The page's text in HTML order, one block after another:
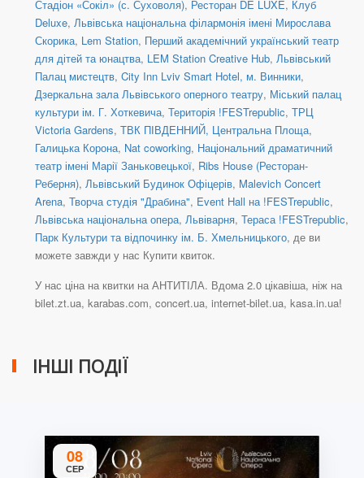
Стадіон «Сокіл» (с. Суховоля), Ресторан DE LUXE, Клуб
Deluxe, Львівська національна філармонія імені Мирослава
Скорика, Lem Station, Перший академічний український театр
для дітей та юнацтва, LEM Station Creative Hub, Львівський
Палац мистецтв, City Inn Lviv Smart Hotel, м. Винники,
Дзеркальна зала Львівського оперного театру, Міський палац
культури ім. Г. Хоткевича, Територія !FESTrepublic, ТРЦ
Victoria Gardens, ТВК ПІВДЕННИЙ, Центральна Площа,
Галицька Корона, Nat coworking, Національний драматичний
театр імені Марії Заньковецької, Ribs House (Ресторан-
Реберня), Львівський Будинок Офіцерів, Malevich Concert
Arena, Творча студія "Драбина", Event Hall на !FESTrepublic,
Львівська національна опера, Львіварня, Тераса !FESTrepublic,
Парк Культури та відпочинку ім. Б. Хмельницького, де ви
можете завжди у нас Купити квиток.
У нас ціна на квитки на АНТИТІЛА. Вдома 2.0 цікавіша, ніж на
bilet.zt.ua, karabas.com, concert.ua, internet-bilet.ua, kasa.in.ua!
ІНШІ ПОДІЇ
08
СЕР